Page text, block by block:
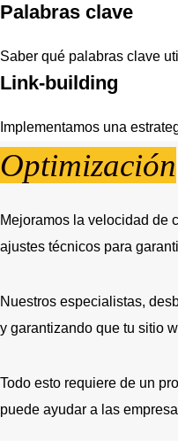
Palabras clave
Saber qué palabras clave
Link-building
Implementamos una
Optimización
Mejoramos la velocidad de
ajustes técnicos para
Nuestros especialistas,
y garantizando que tu sitio
Todo esto requiere de un
puede ayudar a las